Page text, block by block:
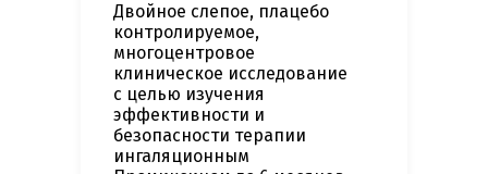
Двойное слепое, плацебо
контролируемое,
многоцентровое
клиническое исследование
с целью изучения
эффективности и
безопасности терапии
ингаляционным